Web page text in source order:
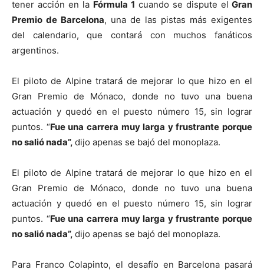
tener acción en la Fórmula 1 cuando se dispute el Gran
Premio de Barcelona, una de las pistas más exigentes
del calendario, que contará con muchos fanáticos
argentinos.
El piloto de Alpine tratará de mejorar lo que hizo en el
Gran Premio de Mónaco, donde no tuvo una buena
actuación y quedó en el puesto número 15, sin lograr
puntos. “Fue una carrera muy larga y frustrante porque
no salió nada”, dijo apenas se bajó del monoplaza.
El piloto de Alpine tratará de mejorar lo que hizo en el
Gran Premio de Mónaco, donde no tuvo una buena
actuación y quedó en el puesto número 15, sin lograr
puntos. “Fue una carrera muy larga y frustrante porque
no salió nada”, dijo apenas se bajó del monoplaza.
Para Franco Colapinto, el desafío en Barcelona pasará